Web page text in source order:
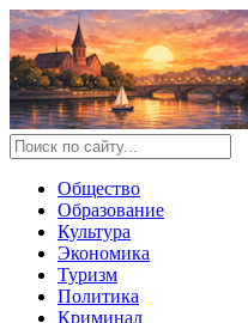
Общество
Образование
Культура
Экономика
Туризм
Политика
Криминал